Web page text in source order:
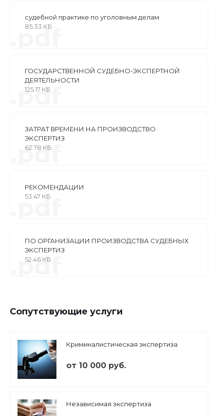
судебной практике по уголовным делам
85.33 КБ
.pdf
ГОСУДАРСТВЕННОЙ СУДЕБНО-ЭКСПЕРТНОЙ
ДЕЯТЕЛЬНОСТИ
125.17 КБ
.pdf
ЗАТРАТ ВРЕМЕНИ НА ПРОИЗВОДСТВО
ЭКСПЕРТИЗ
62.78 КБ
.pdf
РЕКОМЕНДАЦИИ
53.47 КБ
.pdf
ПО ОРГАНИЗАЦИИ ПРОИЗВОДСТВА СУДЕБНЫХ
ЭКСПЕРТИЗ
52.46 КБ
.pdf
Сопутствующие услуги
Криминалистическая экспертиза
от 10 000 руб.
Независимая экспертиза